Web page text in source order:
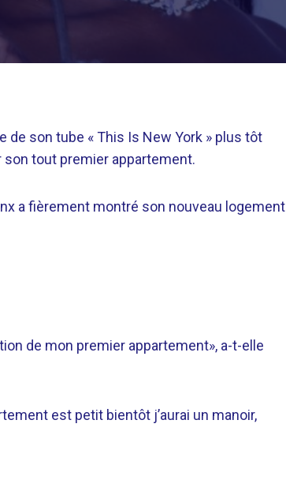
de son tube « This Is New York » plus tôt
tout premier appartement.
a fièrement montré son nouveau logement
de mon premier appartement», a-t-elle
est petit bientôt j’aurai un manoir,